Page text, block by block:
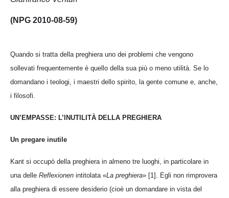
(NPG 2010-08-59)
Quando si tratta della preghiera uno dei problemi che vengono
sollevati frequentemente è quello della sua più o meno utilità. Se lo
domandano i teologi, i maestri dello spirito, la gente comune e, anche,
i filosofi.
UN’EMPASSE: L’INUTILITÀ DELLA PREGHIERA
Un pregare inutile
Kant si occupò della preghiera in almeno tre luoghi, in particolare in
una delle Reflexionen intitolata «La preghiera» [1]. Egli non rimprovera
alla preghiera di essere desiderio (cioè un domandare in vista del